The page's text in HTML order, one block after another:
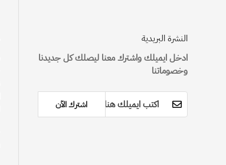
النشرة البريدية
ادخل ايميلك واشترك معنا ليصلك كل جديدنا
وخصوماتنا
اشترك الآن